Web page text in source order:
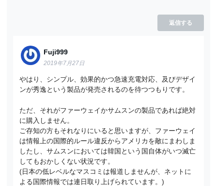
返信する
Fuji999
2019年7月27日
やはり、シンプル、効果的かつ急速充電対応、及びデザイ
ンが秀逸という製品が発売されるのを待つつもりです。
ただ、それがファーウェイかサムスンの製品であれば絶対
に購入しません。
ご存知の方もそれなりにいると思いますが、ファーウェイ
は情報上の国際的ルール違反からアメリカを敵にまわしま
したし、サムスンにおいては韓国という国自体がいつ滅亡
してもおかしくない状況です。
(日本の低レベルなマスコミは報道しませんが、ネットに
よる国際情報では連日取り上げられています。)